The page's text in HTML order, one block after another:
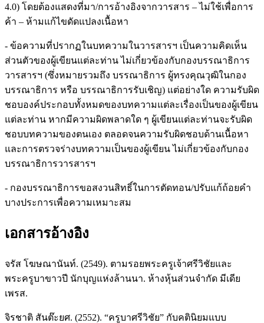
4.0) โดยต้องแสดงที่มา/การอ้างอิงจากวารสาร – ไม่ใช้เพื่อการ
ค้า – ห้ามแก้ไขดัดแปลงเนื้อหา
- ข้อความที่ปรากฏในบทความในวารสารฯ เป็นความคิดเห็น
ส่วนตัวของผู้เขียนแต่ละท่าน ไม่เกี่ยวข้องกับกองบรรณาธิการ
วารสารฯ (ซึ่งหมายรวมถึง บรรณาธิการ ผู้ทรงคุณวุฒิในกอง
บรรณาธิการ หรือ บรรณาธิการรับเชิญ) แต่อย่างใด ความรับผิด
ชอบองค์ประกอบทั้งหมดของบทความแต่ละเรื่องเป็นของผู้เขียน
แต่ละท่าน หากมีความผิดพลาดใด ๆ ผู้เขียนแต่ละท่านจะรับผิด
ชอบบทความของตนเอง ตลอดจนความรับผิดชอบด้านเนื้อหา
และการตรวจร่างบทความเป็นของผู้เขียน ไม่เกี่ยวข้องกับกอง
บรรณาธิการวารสารฯ
- กองบรรณาธิการขอสงวนสิทธิ์ในการตัดทอน/ปรับแก้ถ้อยคำ
บางประการเพื่อความเหมาะสม
เอกสารอ้างอิง
จรัส โฆษณานันท์. (2549). ตามรอยพระครูเจ้าศรีวิชัยและ
พระครูบาขาวปี นักบุญแห่งล้านนา. ห้างหุ้นส่วนจำกัด มีเดีย
เพรส.
จิรชาติ สันต๊ะยศ. (2552). “ครูบาศรีวิชัย” กับคตินิยมแบบ